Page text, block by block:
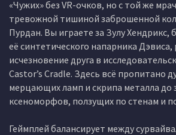
«Чужих» без VR-очков, но с той же
тревожной тишиной заброшенной
Пурдан. Вы играете за Зулу Хендрикс,
её синтетического напарника Дэвиса,
исчезновение друга в
Castor’s Cradle. Здесь всё пропитано
мерцающих ламп и скрипа металла до
ксеноморфов, ползущих по стенам и
Геймплей балансирует между